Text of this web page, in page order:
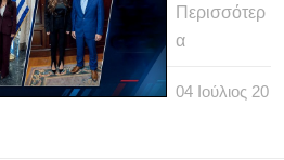
Περισσότερ
α
04 Ιούλιος 20